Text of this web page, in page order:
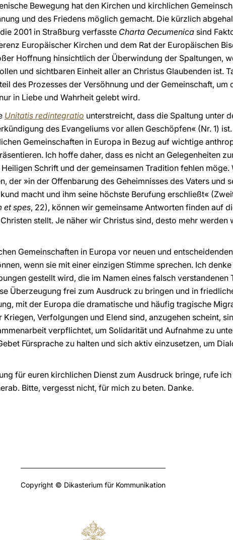
Bewegung hat den Kirchen und kirchlichen
und des Friedens möglich gemacht. Die kürzlich
2001 in Straßburg verfasste Charta Oecumenica sind
Europäischer Kirchen und dem Rat der Europäischen
Hoffnung hinsichtlich der Überwindung der Spaltungen,
und sichtbaren Einheit aller an Christus Glaubenden ist.
des Prozesses der Versöhnung und der Gemeinschaft, um
in Liebe und Wahrheit gelebt wird.
Unitatis redintegratio unterstreicht, dass die Spaltung unter
des Evangeliums vor allen Geschöpfen« (Nr. 1)
Gemeinschaften in Europa in Bezug auf wichtige
Ich hoffe daher, dass es nicht an Gelegenheiten
Schrift und der gemeinsamen Tradition fehlen möge.
der »in der Offenbarung des Geheimnisses des Vaters und
macht und ihm seine höchste Berufung erschließt«
et spes, 22), können wir gemeinsame Antworten finden auf
stellt. Je näher wir Christus sind, desto mehr werden
Gemeinschaften in Europa vor neuen und
wenn sie mit einer einzigen Stimme sprechen. Ich
gestellt wird, die im Namen eines falsch verstandenen
Überzeugung frei zum Ausdruck zu bringen und in
mit der Europa die dramatische und häufig tragische
Verfolgungen und Elend sind, anzugehen scheint,
verpflichtet, um Solidarität und Aufnahme zu
Fürsprache zu halten und sich aktiv einzusetzen, um
für euren kirchlichen Dienst zum Ausdruck bringe, rufe
Bitte, vergesst nicht, für mich zu beten. Danke.
Copyright © Dikasterium für Kommunikation